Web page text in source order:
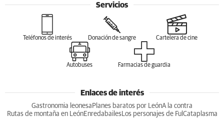
Servicios
Teléfonos de interés Donación de sangre Cartelera de cine
Autobuses Farmacias de guardia
Enlaces de interés
Gastronomia leonesa Planes baratos por LeónA la contra
Rutas de montaña en LeónEnredabailesLos personajes de Ful Cataplasma